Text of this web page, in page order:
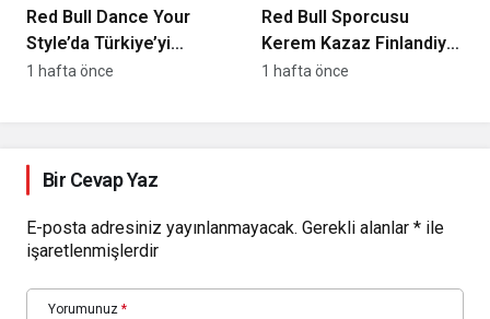
Red Bull Dance Your
Style’da Türkiye’yi
Zürih’te Temsil Edecek
1 hafta önce
Red Bull Sporcusu
Kerem Kazaz Finlandiya
Rallisi’nde Yarışacak
1 hafta önce
Bir Cevap Yaz
E-posta adresiniz yayınlanmayacak. Gerekli alanlar * ile
işaretlenmişlerdir
Yorumunuz *